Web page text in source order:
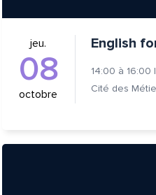
jeu.
08
octobre
English
14:00 à 16:00 |